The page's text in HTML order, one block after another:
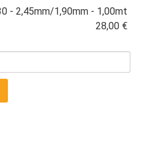
- 2,45mm/1,90mm - 1,00mt
28,00 €